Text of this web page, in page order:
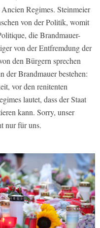
Regimes. Steinmeier
von der Politik, womit
die Brandmauer-
von der Entfremdung der
den Bürgern sprechen
der Brandmauer bestehen:
vor den renitenten
lautet, dass der Staat
kann. Sorry, unser
nur für uns.